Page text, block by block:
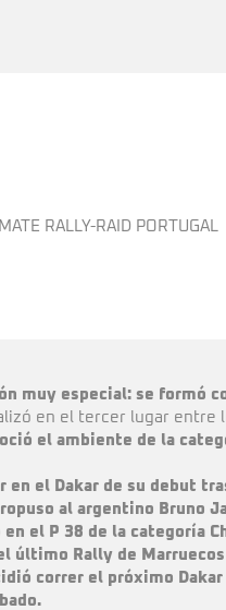
RALLY-RAID PORTUGAL
muy especial: se formó
en el tercer lugar entre
el ambiente de la
en el Dakar de su debut
al argentino Bruno
el P 38 de la categoría
último Rally de
correr el próximo